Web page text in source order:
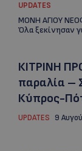
UPDATES
ΜΟΝΗ ΑΓΙΟΥ
Όλα ξεκίνησαν
ΚΙΤΡΙΝΗ
παραλία –
Κύπρος-
UPDATES 9